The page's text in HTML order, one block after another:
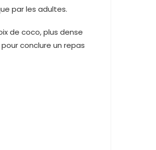
par les adultes.
de coco, plus dense
pour conclure un repas